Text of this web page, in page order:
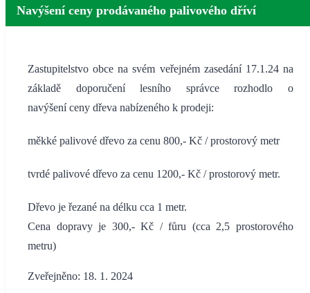
Navýšení ceny prodávaného palivového dříví
Zastupitelstvo obce na svém veřejném zasedání 17.1.24 na
základě doporučení lesního správce rozhodlo o
navýšení ceny dřeva nabízeného k prodeji:
měkké palivové dřevo za cenu 800,- Kč / prostorový metr
tvrdé palivové dřevo za cenu 1200,- Kč / prostorový metr.
Dřevo je řezané na délku cca 1 metr.
Cena dopravy je 300,- Kč / fůru (cca 2,5 prostorového
metru)
Zveřejněno: 18. 1. 2024